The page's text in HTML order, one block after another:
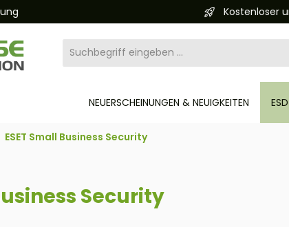
springen
Versand 24/7
NEUERSCHEINUNGEN & NEUIGKEITEN
ESET Small Business Security
Security